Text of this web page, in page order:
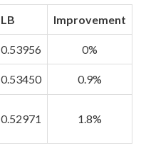
LB Improvement
0.53956 0%
0.53450 0.9%
0.52971 1.8%